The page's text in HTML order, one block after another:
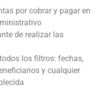
por cobrar y pagar en
de realizar las
los filtros: fechas,
y cualquier